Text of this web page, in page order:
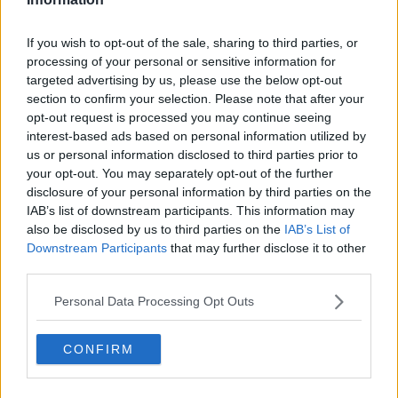
If you wish to opt-out of the sale, sharing to third parties, or
processing of your personal or sensitive information for
targeted advertising by us, please use the below opt-out
section to confirm your selection. Please note that after your
opt-out request is processed you may continue seeing
interest-based ads based on personal information utilized by
us or personal information disclosed to third parties prior to
your opt-out. You may separately opt-out of the further
disclosure of your personal information by third parties on the
IAB’s list of downstream participants. This information may
also be disclosed by us to third parties on the IAB’s List of
Downstream Participants that may further disclose it to other
Personal Data Processing Opt Outs
CONFIRM
Nella tappa di Marina di Carrara, gli studenti hanno approfondito gli
investimenti infrastrutturali e tecnologici messi in campo dall'AdSP
del Mar Ligure Orientale per intercettare i mercati internazionali.
Il tour ha incluso i terminal multipurpose MDC e FHP, l'hub del
gruppo Grendi – focalizzato sul trasporto intermodale – e l'area
operativa di Baker Hughes, punto di riferimento per la gestione dei
trasporti eccezionali.
Spostandosi in Liguria, l'iniziativa ha messo in luce l'eccellenza
operativa di cinque realtà leader nei rispettivi settori: il Savona
Terminal Auto, il Palacrociere di Savona, la piattaforma
d'avanguardia Vado Gateway, il terminal container PSA Genova
Pra’ e il Terminal Intermodale Marittimo del Gruppo Ignazio
Messina.
Anche in questo secondo ciclo di visite, la sinergia strategica con
l'AdSP del Mar Ligure Occidentale ha permesso agli studenti di